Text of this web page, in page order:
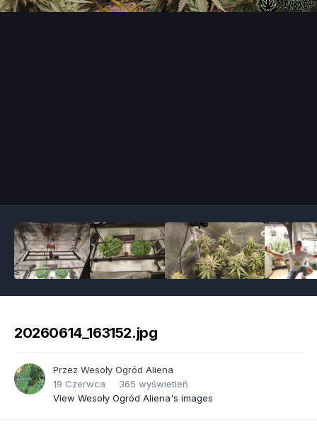
20260614_163152.jpg
Przez Wesoły Ogród Aliena
19 Czerwca
365 wyświetleń
View Wesoły Ogród Aliena's images